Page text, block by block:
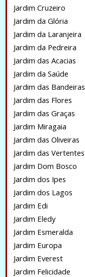
Jardim Cruzeiro
Jardim da Glória
Jardim da Laranjeira
Jardim da Pedreira
Jardim das Acacias
Jardim da Saúde
Jardim das Bandeiras
Jardim das Flores
Jardim das Graças
Jardim Miragaia
Jardim das Oliveiras
Jardim das Vertentes
Jardim Dom Bosco
Jardim dos Ipes
Jardim dos Lagos
Jardim Edi
Jardim Eledy
Jardim Esmeralda
Jardim Europa
Jardim Everest
Jardim Felicidade